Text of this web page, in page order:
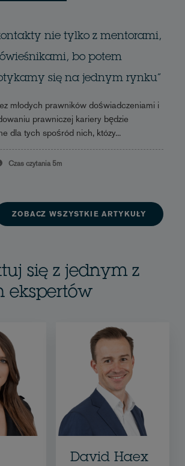
nie tylko z mentorami,
bo potem
się na jednym rynku”
młodych prawników doświadczeniami i
prawniczej kariery będzie
dla tych spośród nich, któzy...
Czas czytania 5m
ZOBACZ WSZYSTKIE ARTYKUŁY
się z jednym z
ekspertów
David Haex